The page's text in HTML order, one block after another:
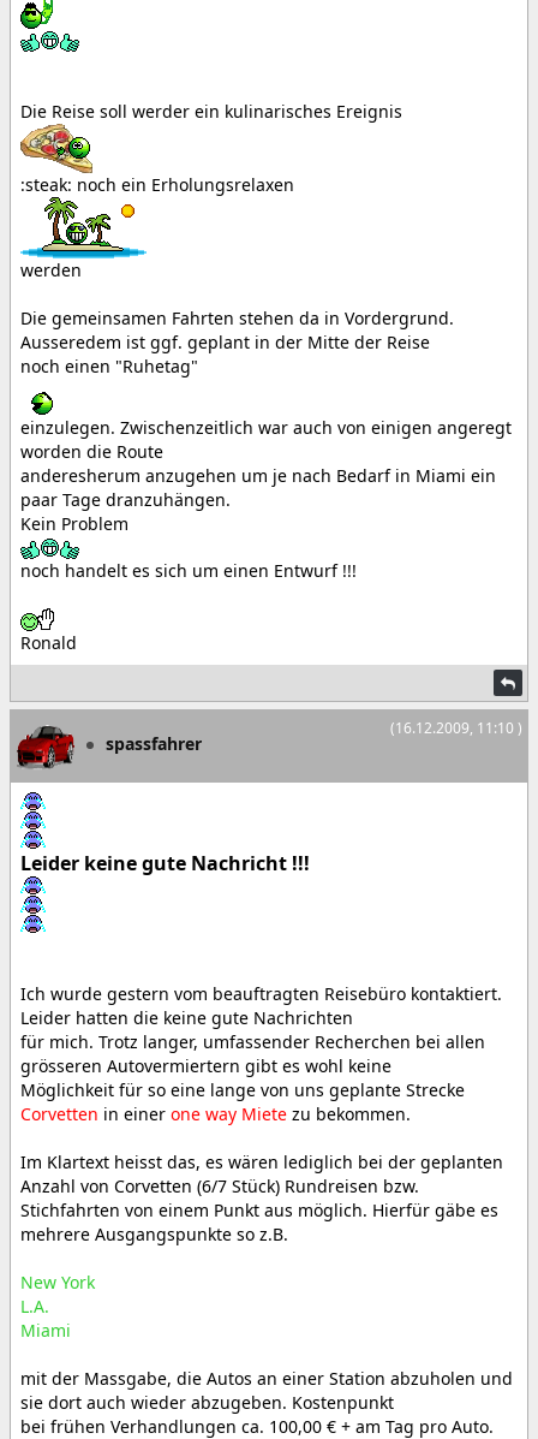
Die Reise soll werder ein kulinarisches Ereignis
:steak: noch ein Erholungsrelaxen
werden
Die gemeinsamen Fahrten stehen da in Vordergrund.
Ausseredem ist ggf. geplant in der Mitte der Reise
noch einen "Ruhetag"
einzulegen. Zwischenzeitlich war auch von einigen angeregt
worden die Route
anderesherum anzugehen um je nach Bedarf in Miami ein
paar Tage dranzuhängen.
Kein Problem
noch handelt es sich um einen Entwurf !!!
Ronald
(16.12.2009, 11:10 )
spassfahrer
Leider keine gute Nachricht !!!
Ich wurde gestern vom beauftragten Reisebüro kontaktiert.
Leider hatten die keine gute Nachrichten
für mich. Trotz langer, umfassender Recherchen bei allen
grösseren Autovermiertern gibt es wohl keine
Möglichkeit für so eine lange von uns geplante Strecke
Corvetten in einer one way Miete zu bekommen.
Im Klartext heisst das, es wären lediglich bei der geplanten
Anzahl von Corvetten (6/7 Stück) Rundreisen bzw.
Stichfahrten von einem Punkt aus möglich. Hierfür gäbe es
mehrere Ausgangspunkte so z.B.
New York
L.A.
Miami
mit der Massgabe, die Autos an einer Station abzuholen und
sie dort auch wieder abzugeben. Kostenpunkt
bei frühen Verhandlungen ca. 100,00 € + am Tag pro Auto.